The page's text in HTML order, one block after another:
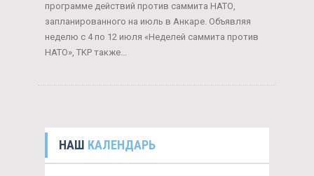
программе действий против саммита НАТО,
запланированного на июль в Анкаре. Объявляя
неделю с 4 по 12 июля «Неделей саммита против
НАТО», TKP также...
НАШ КАЛЕНДАРЬ